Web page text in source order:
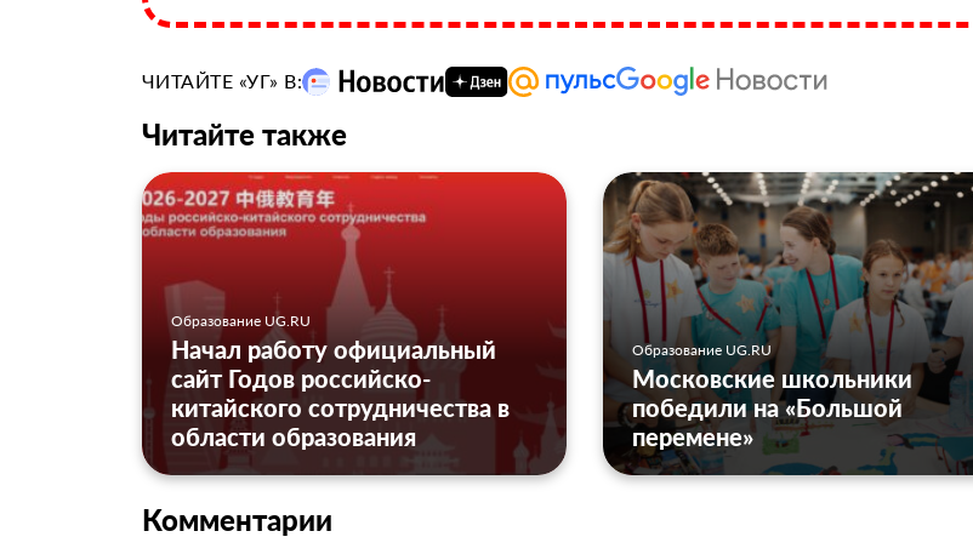
ЧИТАЙТЕ «УГ» В:
Читайте также
Образование UG.RU
Начал работу официальный
сайт Годов российско-
китайского сотрудничества в
области образования
Образование UG.RU
Московские школьники
победили на «Большой
перемене»
Комментарии